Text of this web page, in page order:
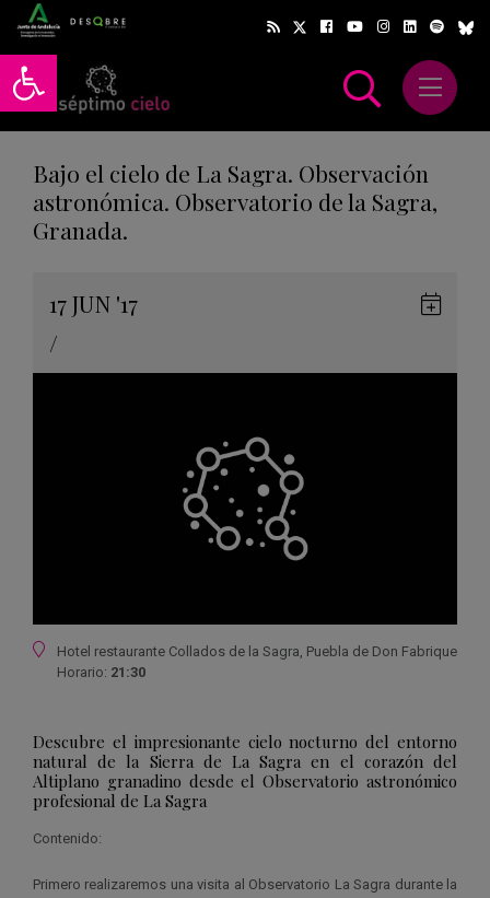
Abrir barra de herramientas
Abrir
Bajo el cielo de La Sagra. Observación
astronómica. Observatorio de la Sagra,
Granada.
17JUN '17
/
Ubicación
Hotel restaurante Collados de la Sagra, Puebla de Don Fabrique
Horario: 21:30
Descubre el impresionante cielo nocturno del entorno
natural de la Sierra de La Sagra en el corazón del
Altiplano granadino desde el Observatorio astronómico
profesional de La Sagra
Contenido:
Primero realizaremos una visita al Observatorio La Sagra durante la